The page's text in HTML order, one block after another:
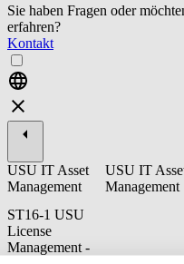
Sie haben Fragen oder
erfahren?
Kontakt
USU IT Asset
Management
ST16-1 USU
License
Management -
USU IT
Management